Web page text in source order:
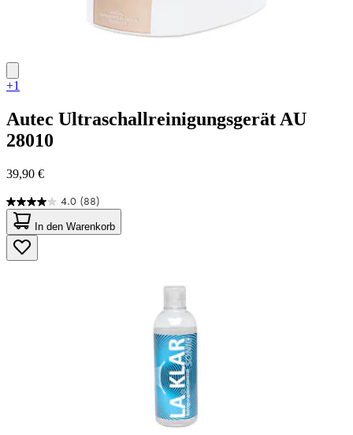
+1
Autec Ultraschallreinigungsgerät AU
28010
39,90 €
4.0 (88)
4.0
von
5
Sternen.
88
In den Warenkorb